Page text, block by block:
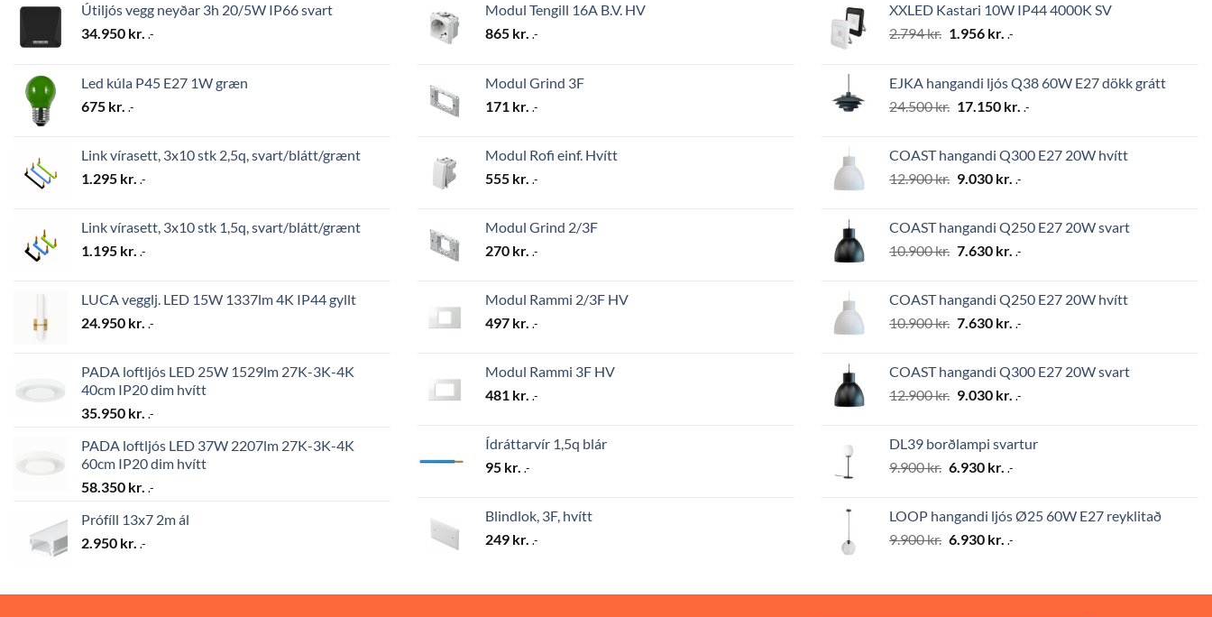
Útiljós vegg neyðar 3h 20/5W IP66 svart
34.950 kr. .-
Led kúla P45 E27 1W græn
675 kr. .-
Link vírasett, 3x10 stk 2,5q, svart/blátt/grænt
1.295 kr. .-
Link vírasett, 3x10 stk 1,5q, svart/blátt/grænt
1.195 kr. .-
LUCA vegglj. LED 15W 1337lm 4K IP44 gyllt
24.950 kr. .-
PADA loftljós LED 25W 1529lm 27K-3K-4K
40cm IP20 dim hvítt
35.950 kr. .-
PADA loftljós LED 37W 2207lm 27K-3K-4K
60cm IP20 dim hvítt
58.350 kr. .-
Prófíll 13x7 2m ál
2.950 kr. .-
Modul Tengill 16A B.V. HV
865 kr. .-
Modul Grind 3F
171 kr. .-
Modul Rofi einf. Hvítt
555 kr. .-
Modul Grind 2/3F
270 kr. .-
Modul Rammi 2/3F HV
497 kr. .-
Modul Rammi 3F HV
481 kr. .-
Ídráttarvír 1,5q blár
95 kr. .-
Blindlok, 3F, hvítt
249 kr. .-
XXLED Kastari 10W IP44 4000K SV
2.794kr. Original
2.794 kr..
1.956 kr. Current
1.956 kr..
.-
EJKA hangandi ljós Q38 60W E27 dökk grátt
24.500kr. Original
24.500 kr..
17.150 kr. Current
17.150 kr..
.-
COAST hangandi Q300 E27 20W hvítt
12.900kr. Original
12.900 kr..
9.030 kr. Current
9.030 kr..
.-
COAST hangandi Q250 E27 20W svart
10.900kr. Original
10.900 kr..
7.630 kr. Current
7.630 kr..
.-
COAST hangandi Q250 E27 20W hvítt
10.900kr. Original
10.900 kr..
7.630 kr. Current
7.630 kr..
.-
COAST hangandi Q300 E27 20W svart
12.900kr. Original
12.900 kr..
9.030 kr. Current
9.030 kr..
.-
DL39 borðlampi svartur
9.900kr. Original
9.900 kr..
6.930 kr. Current
6.930 kr..
.-
LOOP hangandi ljós Ø25 60W E27 reyklitað
9.900kr. Original
9.900 kr..
6.930 kr. Current
6.930 kr..
.-